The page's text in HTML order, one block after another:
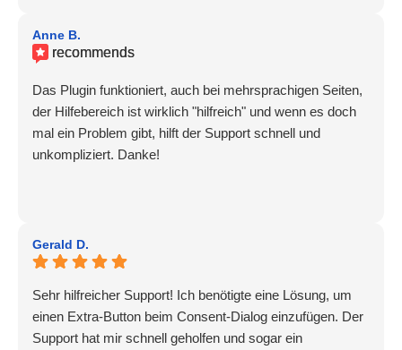
Anne B.
recommends
Das Plugin funktioniert, auch bei mehrsprachigen Seiten,
der Hilfebereich ist wirklich "hilfreich" und wenn es doch
mal ein Problem gibt, hilft der Support schnell und
unkompliziert. Danke!
Gerald D.
Sehr hilfreicher Support! Ich benötigte eine Lösung, um
einen Extra-Button beim Consent-Dialog einzufügen. Der
Support hat mir schnell geholfen und sogar ein